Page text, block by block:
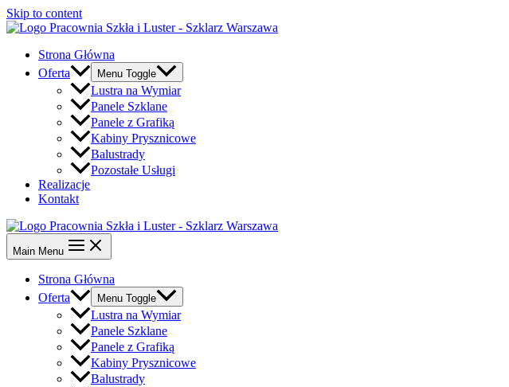
Skip to content
Strona Główna
Oferta
Menu Toggle
Lustra na Wymiar
Panele Szklane
Panele z Grafiką
Kabiny Prysznicowe
Balustrady
Pozostałe Usługi
Realizacje
Kontakt
Main Menu
Strona Główna
Oferta
Menu Toggle
Lustra na Wymiar
Panele Szklane
Panele z Grafiką
Kabiny Prysznicowe
Balustrady